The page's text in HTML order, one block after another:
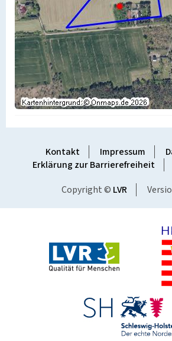
Kontakt Impressum
Erklärung zur Barrierefreiheit
Copyright © LVR